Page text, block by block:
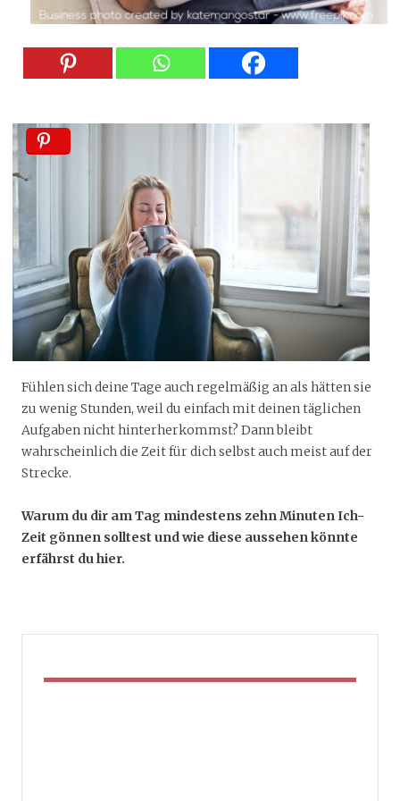
Fühlen sich deine Tage auch regelmäßig an als hätten sie
zu wenig Stunden, weil du einfach mit deinen täglichen
Aufgaben nicht hinterherkommst? Dann bleibt
wahrscheinlich die Zeit für dich selbst auch meist auf der
Strecke.
Warum du dir am Tag mindestens zehn Minuten Ich-
Zeit gönnen solltest und wie diese aussehen könnte
erfährst du hier.